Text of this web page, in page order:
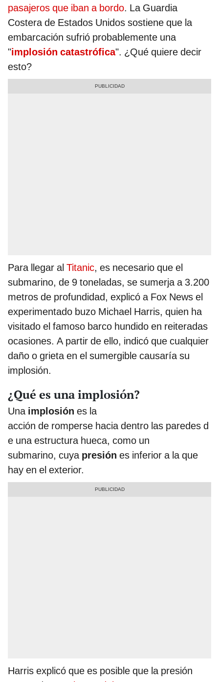
pasajeros que iban a bordo. La Guardia
Costera de Estados Unidos sostiene que la
embarcación sufrió probablemente una
"implosión catastrófica". ¿Qué quiere decir
esto?
Para llegar al Titanic, es necesario que el
submarino, de 9 toneladas, se sumerja a 3.200
metros de profundidad, explicó a Fox News el
experimentado buzo Michael Harris, quien ha
visitado el famoso barco hundido en reiteradas
ocasiones. A partir de ello, indicó que cualquier
daño o grieta en el sumergible causaría su
implosión.
¿Qué es una implosión?
Una implosión es la
acción de romperse hacia dentro las paredes d
e una estructura hueca, como un
submarino, cuya presión es inferior a la que
hay en el exterior.
Harris explicó que es posible que la presión